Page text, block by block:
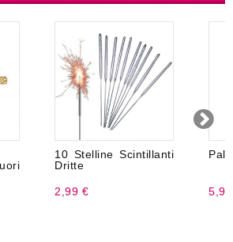
10 Stelline Scintillanti
Dritte
2,99 €